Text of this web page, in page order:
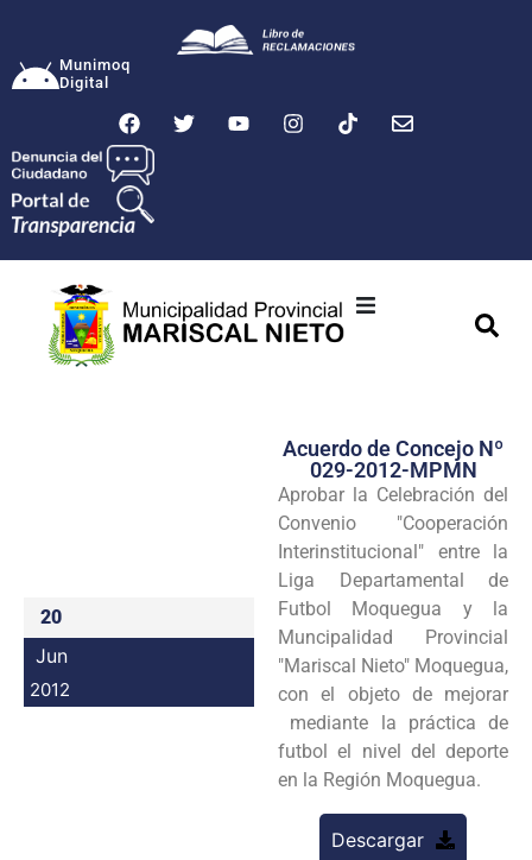
Munimoq
Digital
Transparencia
Programas
Intranet
20
Jun
2012
Acuerdo de Concejo Nº
029-2012-MPMN
Aprobar la Celebración del
Convenio "Cooperación
Interinstitucional" entre la
Liga Departamental de
Futbol Moquegua y la
Muncipalidad Provincial
"Mariscal Nieto" Moquegua,
con el objeto de mejorar
mediante la práctica de
futbol el nivel del deporte
en la Región Moquegua.
Descargar